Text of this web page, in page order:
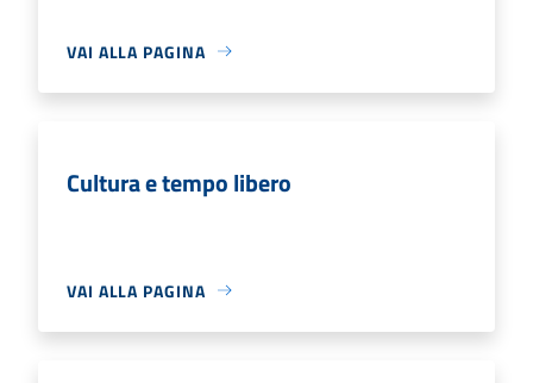
VAI ALLA PAGINA
Cultura e tempo libero
VAI ALLA PAGINA